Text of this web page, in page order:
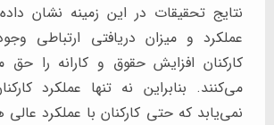
نتایج تحقیقات در این زمینه نشان
عملکرد و میزان دریافتی ارتباطی
کارکنان افزایش حقوق و کارانه را
می‌کنند. بنابراین نه تنها عملکرد
نمی‌یابد که حتی کارکنان با عملکرد عالی